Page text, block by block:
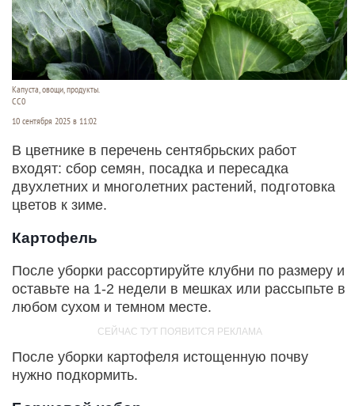
Капуста, овощи, продукты.
СС0
10 сентября 2025 в 11:02
В цветнике в перечень сентябрьских работ
входят: сбор семян, посадка и пересадка
двухлетних и многолетних растений, подготовка
цветов к зиме.
Картофель
После уборки рассортируйте клубни по размеру и
оставьте на 1-2 недели в мешках или рассыпьте в
любом сухом и темном месте.
После уборки картофеля истощенную почву
нужно подкормить.